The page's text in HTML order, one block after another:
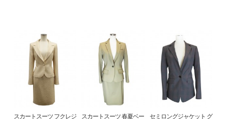
スカートスーツ フクレジ スカートスーツ 春夏ベー セミロングジャケット グ